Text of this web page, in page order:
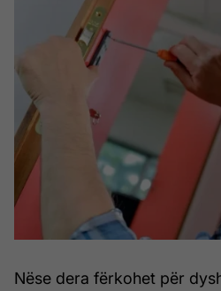
Nëse dera fërkohet për